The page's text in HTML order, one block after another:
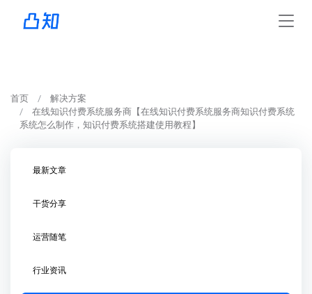
首页
解决方案
在线知识付费系统服务商【在线知识付费系统服务商知识付费系统
系统怎么制作，知识付费系统搭建使用教程】
最新文章
干货分享
运营随笔
行业资讯